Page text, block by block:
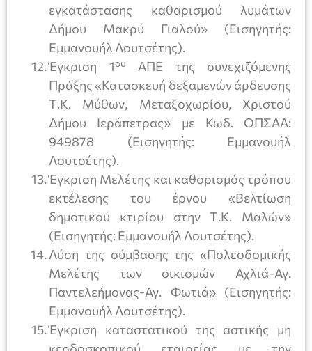
εγκατάστασης καθαρισμού λυμάτων
Δήμου Μακρύ Γιαλού» (Εισηγητής:
Εμμανουήλ Λουτσέτης).
Έγκριση 1ου
ΑΠΕ της συνεχιζόμενης
Πράξης «Κατασκευή δεξαμενών άρδευσης
Τ.Κ. Μύθων, Μεταξοχωρίου, Χριστού
Δήμου Ιεράπετρας» με Κωδ. ΟΠΣΑΑ:
949878 (Εισηγητής: Εμμανουήλ
Λουτσέτης).
Έγκριση Μελέτης και καθορισμός τρόπου
εκτέλεσης του έργου «Βελτίωση
δημοτικού κτιρίου στην Τ.Κ. Μαλών»
(Εισηγητής: Εμμανουήλ Λουτσέτης).
Λύση της σύμβασης της «Πολεοδομικής
Μελέτης των οικισμών Αχλιά-Αγ.
Παντελεήμονας-Αγ. Φωτιά» (Εισηγητής:
Εμμανουήλ Λουτσέτης).
Έγκριση καταστατικού της αστικής μη